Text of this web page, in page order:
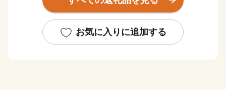
お気に入りに追加する